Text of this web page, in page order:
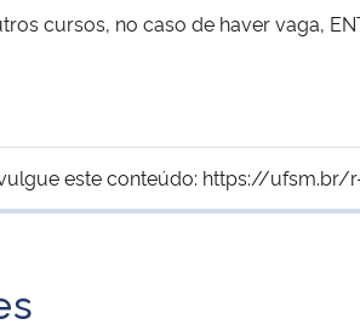
cursos, no caso de haver vaga,
este conteúdo: https://ufsm.br/